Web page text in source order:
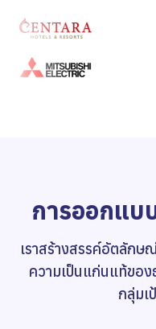
การออกแ
เราสร้างสรรค์อัตลักษ
ความเป็นแก่นแท้ขอ
กลุ่มเ